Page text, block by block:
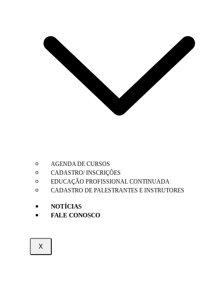
AGENDA DE CURSOS
CADASTRO/ INSCRIÇÕES
EDUCAÇÃO PROFISSIONAL CONTINUADA
CADASTRO DE PALESTRANTES E INSTRUTORES
NOTÍCIAS
FALE CONOSCO
X